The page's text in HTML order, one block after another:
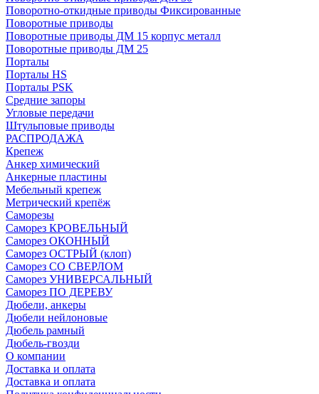
Поворотно-откидные приводы Фиксированные
Поворотные приводы
Поворотные приводы ДМ 15 корпус металл
Поворотные приводы ДМ 25
Порталы
Порталы HS
Порталы PSK
Средние запоры
Угловые передачи
Штульповые приводы
РАСПРОДАЖА
Крепеж
Анкер химический
Анкерные пластины
Мебельный крепеж
Метрический крепёж
Саморезы
Саморез КРОВЕЛЬНЫЙ
Саморез ОКОННЫЙ
Саморез ОСТРЫЙ (клоп)
Саморез СО СВЕРЛОМ
Саморез УНИВЕРСАЛЬНЫЙ
Саморез ПО ДЕРЕВУ
Дюбели, анкеры
Дюбели нейлоновые
Дюбель рамный
Дюбель-гвозди
О компании
Доставка и оплата
Доставка и оплата